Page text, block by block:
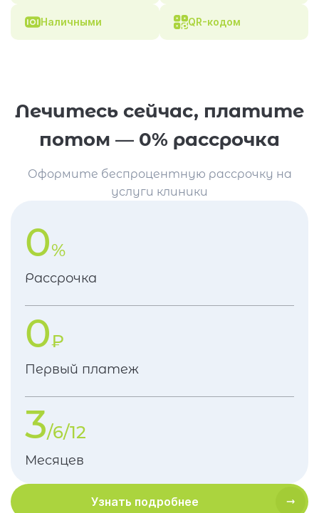
Наличными QR-кодом
Лечитесь сейчас, платите
потом — 0% рассрочка
Оформите беспроцентную рассрочку на
услуги клиники
0%
Рассрочка
0₽
Первый платеж
3/6/12
Месяцев
Узнать подробнее